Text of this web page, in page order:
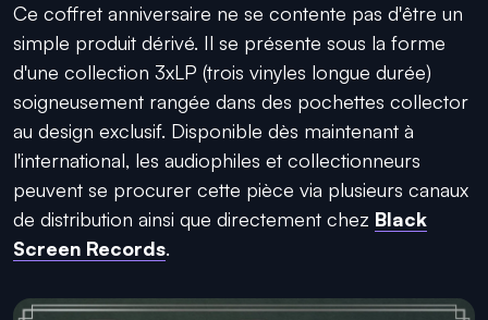
Ce coffret anniversaire ne se contente pas d'être un
simple produit dérivé. Il se présente sous la forme
d'une collection 3xLP (trois vinyles longue durée)
soigneusement rangée dans des pochettes collector
au design exclusif. Disponible dès maintenant à
l'international, les audiophiles et collectionneurs
peuvent se procurer cette pièce via plusieurs canaux
de distribution ainsi que directement chez Black
Screen Records.